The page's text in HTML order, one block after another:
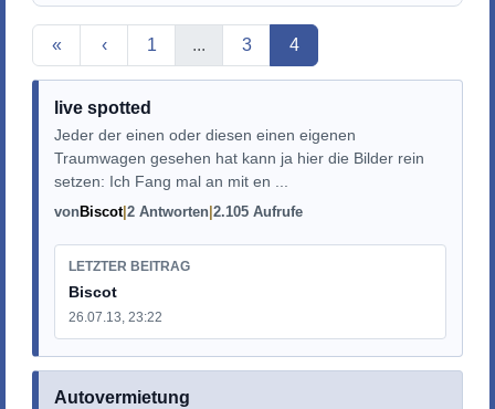
« ‹ 1 ... 3 Aktuelle Seite
4
live spotted
Jeder der einen oder diesen einen eigenen
Traumwagen gesehen hat kann ja hier die Bilder rein
setzen: Ich Fang mal an mit en ...
vonBiscot 2 Antworten 2.105 Aufrufe
LETZTER BEITRAG
Biscot
26.07.13, 23:22
Autovermietung